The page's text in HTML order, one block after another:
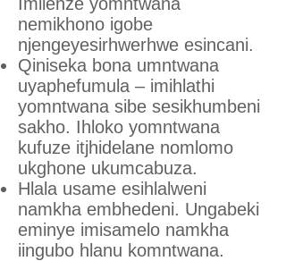
nemikhono igobe
njengeyesirhwerhwe esincani.
Qiniseka bona umntwana
uyaphefumula – imihlathi
yomntwana sibe sesikhumbeni
sakho. Ihloko yomntwana
kufuze itjhidelane nomlomo
ukghone ukumcabuza.
Hlala usame esihlalweni
namkha embhedeni. Ungabeki
eminye imisamelo namkha
iingubo hlanu komntwana.